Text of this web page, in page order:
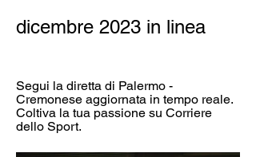
dicembre 2023 in linea
Segui la diretta di Palermo -
Cremonese aggiornata in tempo reale.
Coltiva la tua passione su Corriere
dello Sport.